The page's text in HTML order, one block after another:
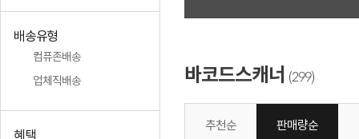
배송유형
컴퓨존배송
업체직배송
혜택
바코드스캐너 (299)
추천순 판매량순